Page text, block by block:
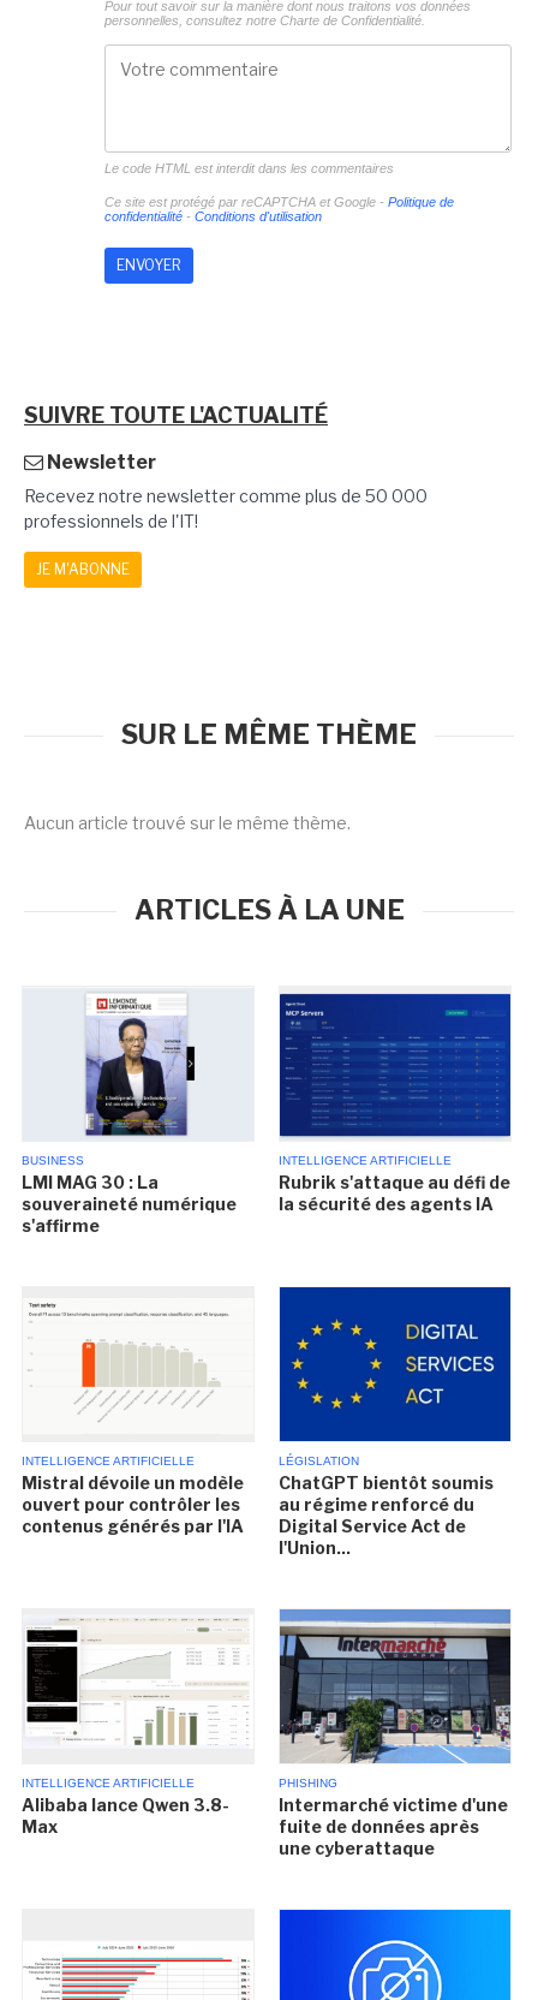
Pour tout savoir sur la manière dont nous traitons vos données
personnelles, consultez notre Charte de Confidentialité.
Le code HTML est interdit dans les commentaires
Ce site est protégé par reCAPTCHA et Google - Politique de
confidentialité- Conditions d'utilisation
SUIVRE TOUTE L'ACTUALITÉ
Newsletter
Recevez notre newsletter comme plus de 50 000
professionnels de l'IT!
JE M'ABONNE
SUR LE MÊME THÈME
Aucun article trouvé sur le même thème.
ARTICLES À LA UNE
BUSINESS
LMI MAG 30 : La
souveraineté numérique
s'affirme
INTELLIGENCE ARTIFICIELLE
Rubrik s'attaque au défi de
la sécurité des agents IA
INTELLIGENCE ARTIFICIELLE
Mistral dévoile un modèle
ouvert pour contrôler les
contenus générés par l'IA
LÉGISLATION
ChatGPT bientôt soumis
au régime renforcé du
Digital Service Act de
l'Union...
INTELLIGENCE ARTIFICIELLE
Alibaba lance Qwen 3.8-
Max
PHISHING
Intermarché victime d'une
fuite de données après
une cyberattaque